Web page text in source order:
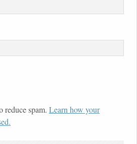
reduce spam. Learn how your